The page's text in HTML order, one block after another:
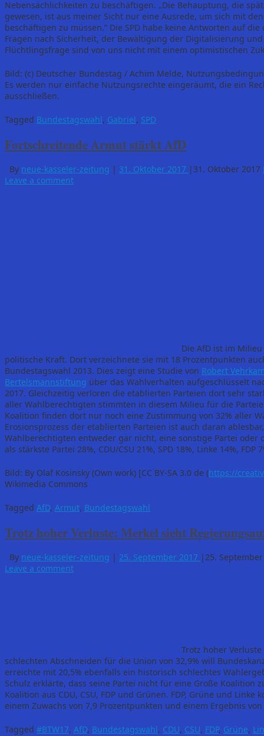
Nebensächlichkeiten zu beschäftigen. „Die Behauptung, die
gewesen, ist aus meiner Sicht nur eine Ausrede, um sich mit
beschäftigen zu müssen.“ Die SPD habe keine Antworten auf
Fragen nach Sicherheit, der Bewältigung der Digitalisierung
Flüchtlingsfrage sind von uns nicht mit einem optimistischen
Bild: (c) Deutscher Bundestag / Achim Melde,
Es werden nur einfache Nutzungsrechte eingeräumt, die ein
ausschließen.
Tagged Bundestagswahl, Gabriel, SPD
Fortschreitende Armut stärkt AfD
By neue-kasseler-zeitung | 31. Oktober 2017 |31. Oktober 2017
Leave a comment
Die AfD ist im
politische Kraft. Dort verzeichnete sie mit 18 Prozentpunkten
Bundestagswahl 2013. Dies zeigt eine Studie von Robert
Bertelsmannstiftung über das Wahlverhalten aufgeschlüsselt
2017. Gleichzeitig verloren die etablierten Parteien dort sehr
aller Wahlberechtigten stimmten in diesem Milieu für die
Koalition finden dort nur noch eine Zustimmung von 32% aller
Erosionsprozess der etablierten Parteien ist auch daran
Wahlberechtigten entweder gar nicht, eine sonstige Partei oder
als stärkste Partei 28%, CDU/CSU 21%, SPD 18%, Linke 14%,
Bild: By Olaf Kosinsky (Own work) [CC BY-SA 3.0 de (https://
Wikimedia Commons
Tagged AfD, Armut, Bundestagswahl
Trotz hoher Verluste: Merkel sieht
By neue-kasseler-zeitung | 25. September 2017 |25.
Leave a comment
Trotz hoher
schlechten Abschneiden für die Union von 32,9% will
erreichte mit 20,5% ebenfalls ein historisch schlechtes
Schulz erklärte, dass seine Partei nicht für eine Große Koalition
Koalition aus CDU, CSU, FDP und Grünen. FDP, Grüne und
einem Zuwachs von 7,9 Prozentpunkten und einem Ergebnis
Tagged #BTW17, AfD, Bundestagswahl, CDU, CSU, FDP, Grüne,